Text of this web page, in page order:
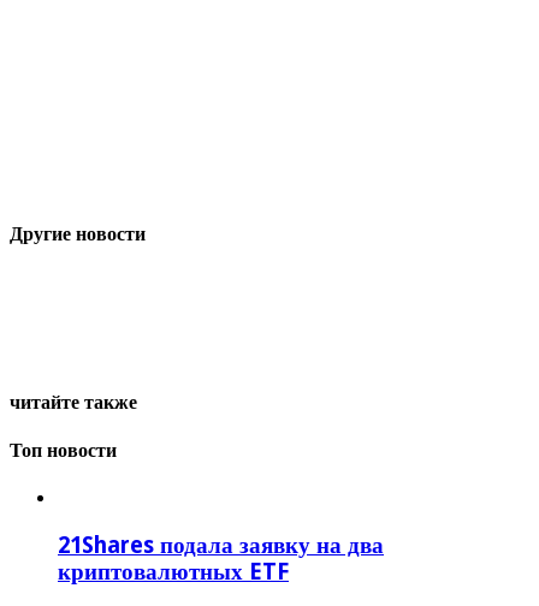
Другие новости
читайте также
Топ новости
21Shares подала заявку на два
криптовалютных ETF